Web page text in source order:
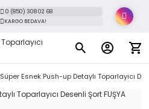
0 (850) 308 02 68
KARGO BEDAVA!
Süper Esnek Push-up Detaylı Toparlayıcı